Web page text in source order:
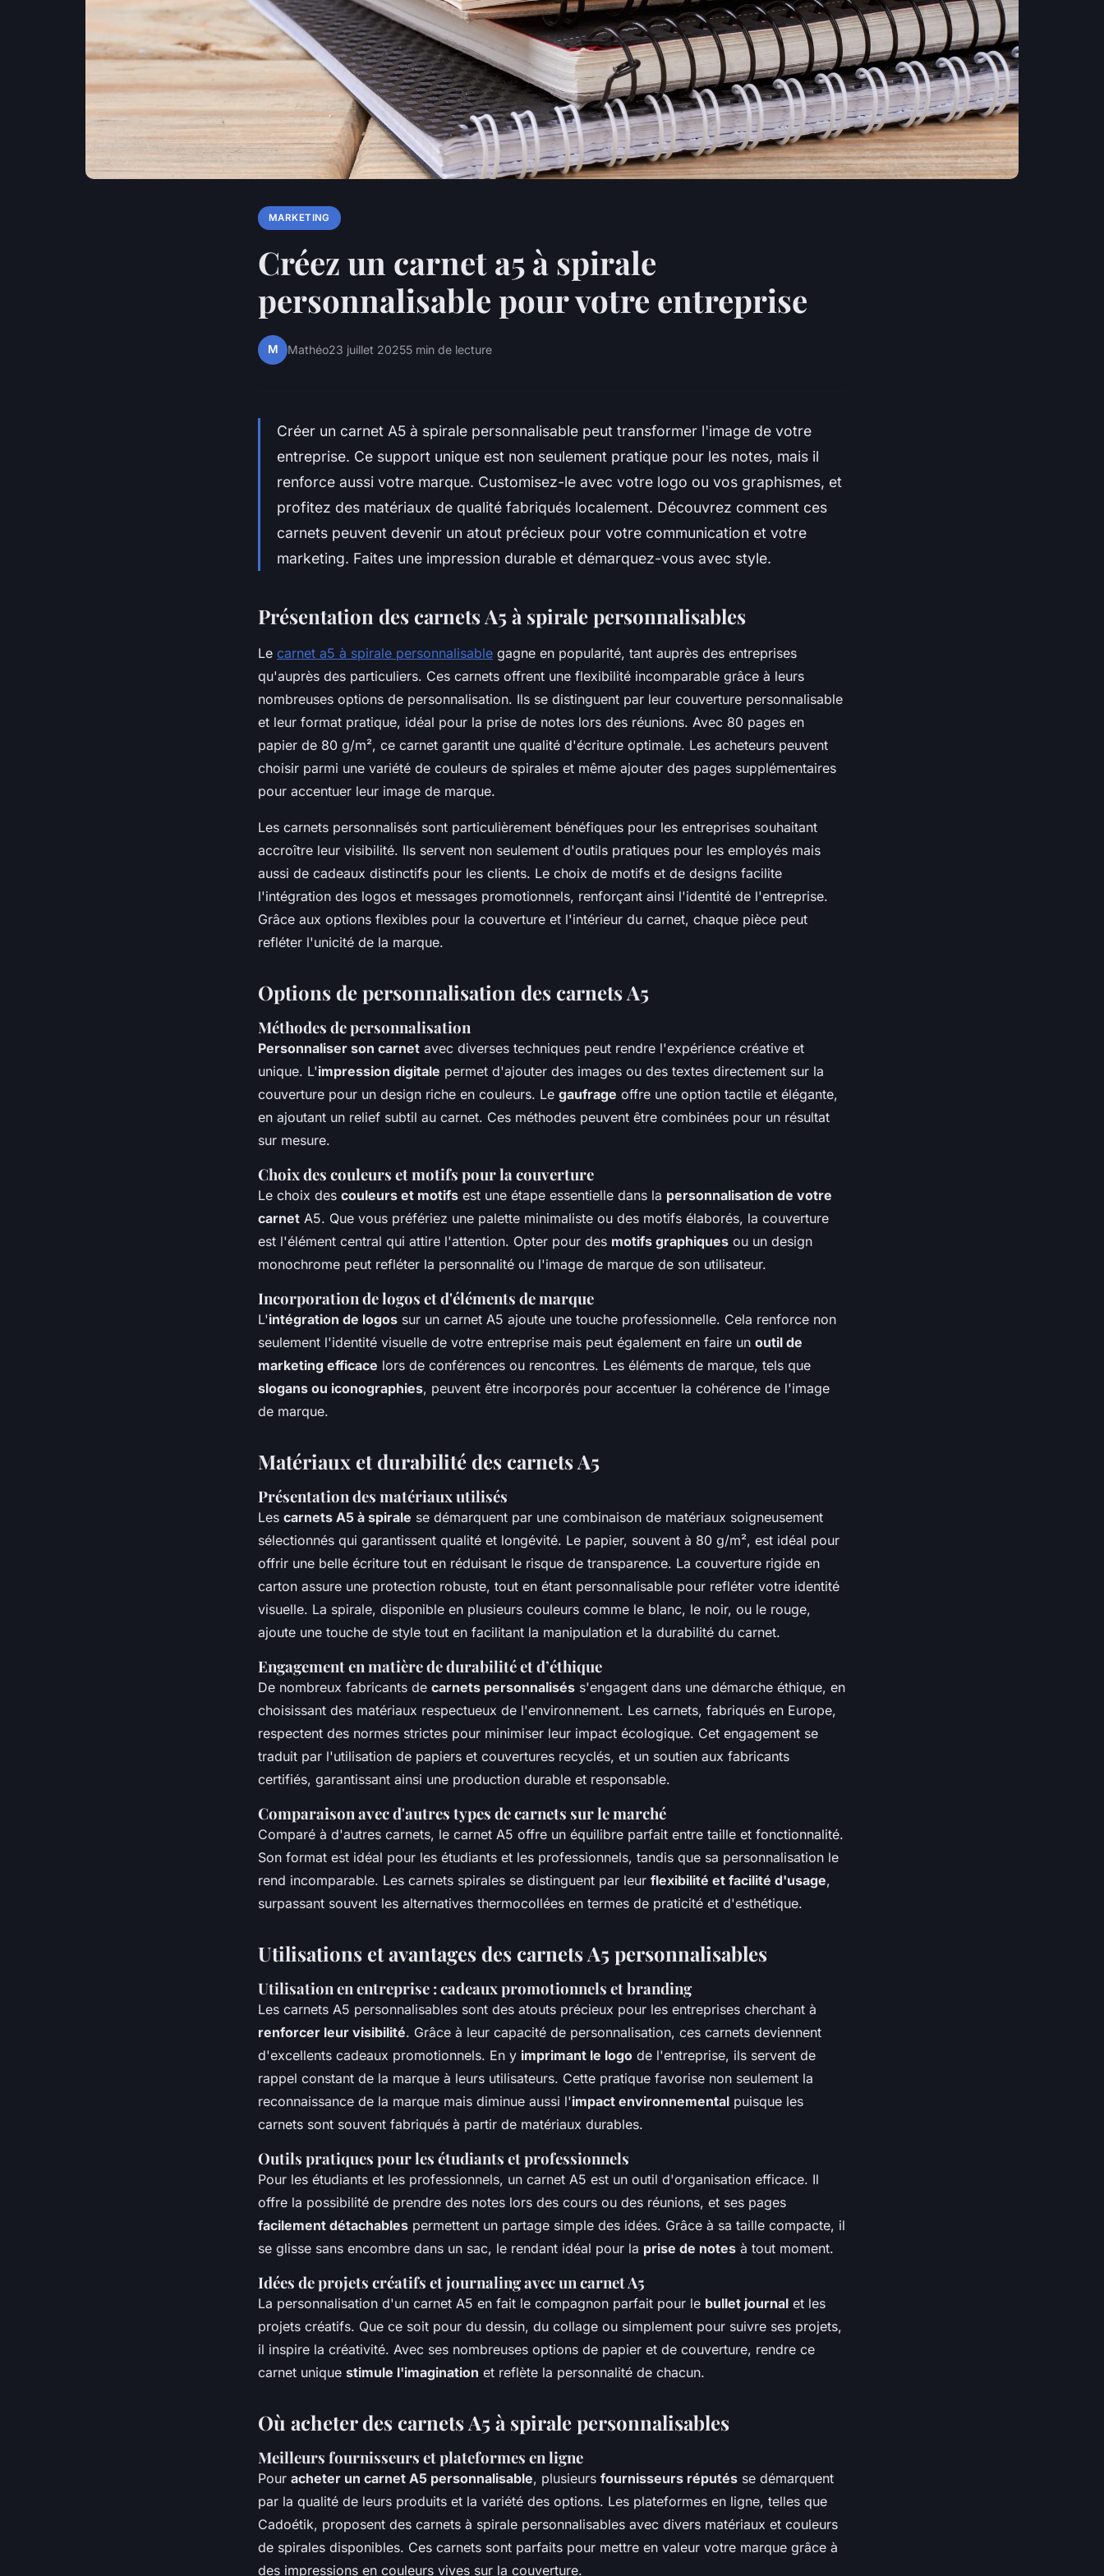
MARKETING
Créez un carnet a5 à spirale
personnalisable pour votre entreprise
M Mathéo23 juillet 20255 min de lecture
Créer un carnet A5 à spirale personnalisable peut transformer l'image de votre
entreprise. Ce support unique est non seulement pratique pour les notes, mais il
renforce aussi votre marque. Customisez-le avec votre logo ou vos graphismes, et
profitez des matériaux de qualité fabriqués localement. Découvrez comment ces
carnets peuvent devenir un atout précieux pour votre communication et votre
marketing. Faites une impression durable et démarquez-vous avec style.
Présentation des carnets A5 à spirale personnalisables
Le carnet a5 à spirale personnalisable gagne en popularité, tant auprès des entreprises
qu'auprès des particuliers. Ces carnets offrent une flexibilité incomparable grâce à leurs
nombreuses options de personnalisation. Ils se distinguent par leur couverture personnalisable
et leur format pratique, idéal pour la prise de notes lors des réunions. Avec 80 pages en
papier de 80 g/m², ce carnet garantit une qualité d'écriture optimale. Les acheteurs peuvent
choisir parmi une variété de couleurs de spirales et même ajouter des pages supplémentaires
pour accentuer leur image de marque.
Les carnets personnalisés sont particulièrement bénéfiques pour les entreprises souhaitant
accroître leur visibilité. Ils servent non seulement d'outils pratiques pour les employés mais
aussi de cadeaux distinctifs pour les clients. Le choix de motifs et de designs facilite
l'intégration des logos et messages promotionnels, renforçant ainsi l'identité de l'entreprise.
Grâce aux options flexibles pour la couverture et l'intérieur du carnet, chaque pièce peut
refléter l'unicité de la marque.
Options de personnalisation des carnets A5
Méthodes de personnalisation
Personnaliser son carnet avec diverses techniques peut rendre l'expérience créative et
unique. L'impression digitale permet d'ajouter des images ou des textes directement sur la
couverture pour un design riche en couleurs. Le gaufrage offre une option tactile et élégante,
en ajoutant un relief subtil au carnet. Ces méthodes peuvent être combinées pour un résultat
sur mesure.
Choix des couleurs et motifs pour la couverture
Le choix des couleurs et motifs est une étape essentielle dans la personnalisation de votre
carnet A5. Que vous préfériez une palette minimaliste ou des motifs élaborés, la couverture
est l'élément central qui attire l'attention. Opter pour des motifs graphiques ou un design
monochrome peut refléter la personnalité ou l'image de marque de son utilisateur.
Incorporation de logos et d'éléments de marque
L'intégration de logos sur un carnet A5 ajoute une touche professionnelle. Cela renforce non
seulement l'identité visuelle de votre entreprise mais peut également en faire un outil de
marketing efficace lors de conférences ou rencontres. Les éléments de marque, tels que
slogans ou iconographies, peuvent être incorporés pour accentuer la cohérence de l'image
de marque.
Matériaux et durabilité des carnets A5
Présentation des matériaux utilisés
Les carnets A5 à spirale se démarquent par une combinaison de matériaux soigneusement
sélectionnés qui garantissent qualité et longévité. Le papier, souvent à 80 g/m², est idéal pour
offrir une belle écriture tout en réduisant le risque de transparence. La couverture rigide en
carton assure une protection robuste, tout en étant personnalisable pour refléter votre identité
visuelle. La spirale, disponible en plusieurs couleurs comme le blanc, le noir, ou le rouge,
ajoute une touche de style tout en facilitant la manipulation et la durabilité du carnet.
Engagement en matière de durabilité et d’éthique
De nombreux fabricants de carnets personnalisés s'engagent dans une démarche éthique, en
choisissant des matériaux respectueux de l'environnement. Les carnets, fabriqués en Europe,
respectent des normes strictes pour minimiser leur impact écologique. Cet engagement se
traduit par l'utilisation de papiers et couvertures recyclés, et un soutien aux fabricants
certifiés, garantissant ainsi une production durable et responsable.
Comparaison avec d'autres types de carnets sur le marché
Comparé à d'autres carnets, le carnet A5 offre un équilibre parfait entre taille et fonctionnalité.
Son format est idéal pour les étudiants et les professionnels, tandis que sa personnalisation le
rend incomparable. Les carnets spirales se distinguent par leur flexibilité et facilité d'usage,
surpassant souvent les alternatives thermocollées en termes de praticité et d'esthétique.
Utilisations et avantages des carnets A5 personnalisables
Utilisation en entreprise : cadeaux promotionnels et branding
Les carnets A5 personnalisables sont des atouts précieux pour les entreprises cherchant à
renforcer leur visibilité. Grâce à leur capacité de personnalisation, ces carnets deviennent
d'excellents cadeaux promotionnels. En y imprimant le logo de l'entreprise, ils servent de
rappel constant de la marque à leurs utilisateurs. Cette pratique favorise non seulement la
reconnaissance de la marque mais diminue aussi l'impact environnemental puisque les
carnets sont souvent fabriqués à partir de matériaux durables.
Outils pratiques pour les étudiants et professionnels
Pour les étudiants et les professionnels, un carnet A5 est un outil d'organisation efficace. Il
offre la possibilité de prendre des notes lors des cours ou des réunions, et ses pages
facilement détachables permettent un partage simple des idées. Grâce à sa taille compacte, il
se glisse sans encombre dans un sac, le rendant idéal pour la prise de notes à tout moment.
Idées de projets créatifs et journaling avec un carnet A5
La personnalisation d'un carnet A5 en fait le compagnon parfait pour le bullet journal et les
projets créatifs. Que ce soit pour du dessin, du collage ou simplement pour suivre ses projets,
il inspire la créativité. Avec ses nombreuses options de papier et de couverture, rendre ce
carnet unique stimule l'imagination et reflète la personnalité de chacun.
Où acheter des carnets A5 à spirale personnalisables
Meilleurs fournisseurs et plateformes en ligne
Pour acheter un carnet A5 personnalisable, plusieurs fournisseurs réputés se démarquent
par la qualité de leurs produits et la variété des options. Les plateformes en ligne, telles que
Cadoétik, proposent des carnets à spirale personnalisables avec divers matériaux et couleurs
de spirales disponibles. Ces carnets sont parfaits pour mettre en valeur votre marque grâce à
des impressions en couleurs vives sur la couverture.